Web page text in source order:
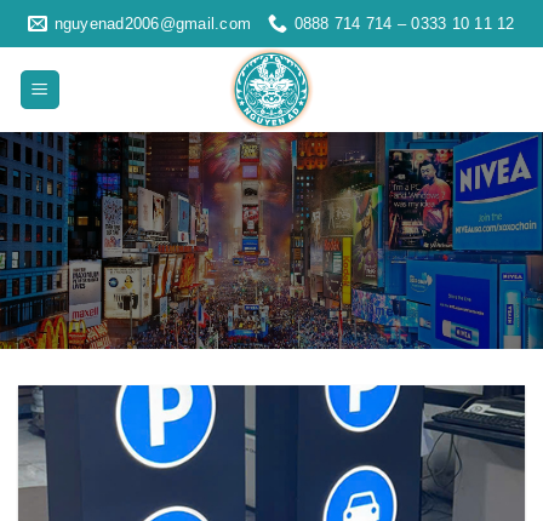
Skip
to
content
nguyenad2006@gmail.com 0888 714 714 – 0333 10 11 12